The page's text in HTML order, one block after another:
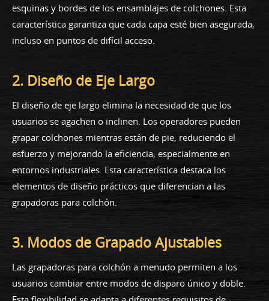
esquinas y bordes de los ensamblajes de colchones. Esta
característica garantiza que cada capa esté bien asegurada,
incluso en puntos de difícil acceso.
2. Diseño de Eje Largo
El diseño de eje largo elimina la necesidad de que los
usuarios se agachen o inclinen. Los operadores pueden
grapar colchones mientras están de pie, reduciendo el
esfuerzo y mejorando la eficiencia, especialmente en
entornos industriales. Esta característica destaca los
elementos de diseño prácticos que diferencian a las
grapadoras para colchón.
3. Modos de Grapado Ajustables
Las grapadoras para colchón a menudo permiten a los
usuarios cambiar entre modos de disparo único y doble.